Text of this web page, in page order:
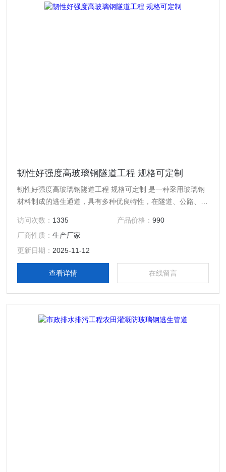
韧性好强度高玻璃钢隧道工程 规格可定制
韧性好强度高玻璃钢隧道工程 规格可定制 是一种采用玻璃钢
材料制成的逃生通道，具有多种优良特性，在隧道、公路、铁
访问次数： 1335 产品价格： 990
厂商性质：生产厂家
更新日期： 2025-11-12
查看详情 在线留言